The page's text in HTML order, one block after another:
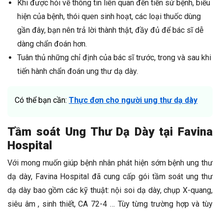
Khi được hỏi về thông tin liên quan đến tiền sử bệnh, biểu
hiện của bệnh, thói quen sinh hoạt, các loại thuốc dùng
gần đây, bạn nên trả lời thành thật, đầy đủ để bác sĩ dễ
dàng chẩn đoán hơn.
Tuân thủ những chỉ định của bác sĩ trước, trong và sau khi
tiến hành chẩn đoán ung thư dạ dày.
Có thể bạn cần: Thực đơn cho người ung thư dạ dày
Tầm soát Ung Thư Dạ Dày tại Favina
Hospital
Với mong muốn giúp bệnh nhân phát hiện sớm bệnh ung thư
dạ dày, Favina Hospital đã cung cấp gói tầm soát ung thư
dạ dày bao gồm các kỹ thuật: nội soi dạ dày, chụp X-quang,
siêu âm , sinh thiết, CA 72-4 … Tùy từng trường hợp và tùy